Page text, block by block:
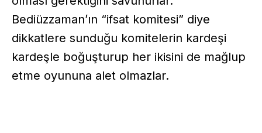
Bediüzzaman’ın “ifsat komitesi” diye
dikkatlere sunduğu komitelerin kardeşi
kardeşle boğuşturup her ikisini de mağlup
etme oyununa alet olmazlar.